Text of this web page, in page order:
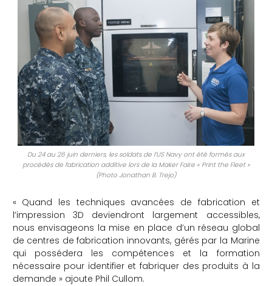
Du 24 au 26 juin derniers, les soldats de l’US Navy ont été formés aux
procédés de fabrication additive lors de la Maker Faire « Print the Fleet »
(Photo Jonathan B. Trejo)
« Quand les techniques avancées de fabrication et
l’impression 3D deviendront largement accessibles,
nous envisageons la mise en place d’un réseau global
de centres de fabrication innovants, gérés par la Marine
qui possédera les compétences et la formation
nécessaire pour identifier et fabriquer des produits à la
demande » ajoute Phil Cullom.